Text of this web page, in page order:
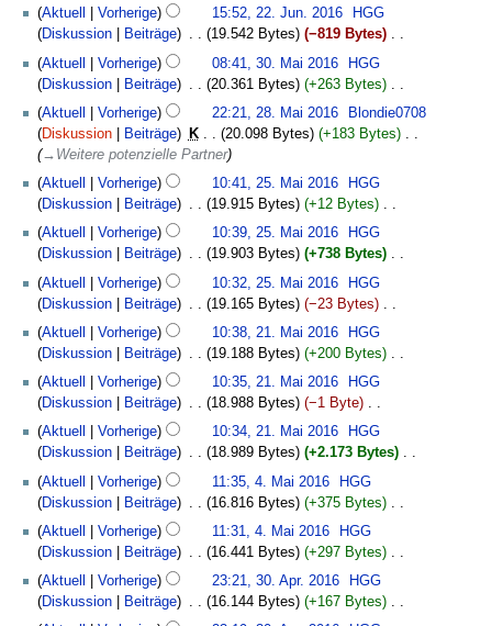
t
u
g
s
z
u
s
m
m
e
n
f
a
s
u
n
g
e
i
t
u
g
s
z
u
s
a
m
m
e
n
f
a
s
u
n
g
r
b
e
i
t
u
n
s
z
u
s
m
m
e
n
f
a
s
u
n
g
B
e
r
b
e
i
t
u
n
s
z
u
s
m
m
e
n
f
a
s
u
n
g
n
e
B
e
r
b
e
i
t
u
n
s
z
u
s
m
m
e
n
f
a
s
u
n
g
K
e
n
e
B
e
a
b
e
i
t
u
n
s
z
u
s
a
m
m
e
n
f
a
s
u
Aktuell Vorherige 15:52, 22. Jun. 2016
HGG
Diskussion
Beiträge 19.542 Bytes −819 Bytes ‎
K
e
n
e
B
e
a
b
e
i
t
u
n
s
z
u
s
m
m
e
n
f
a
Mai
2016
Aktuell Vorherige 08:41, 30. Mai 2016
HGG
Diskussion
Beiträge 20.361 Bytes +263 Bytes ‎
K
e
n
e
B
e
a
b
e
i
t
u
n
s
z
u
s
m
m
e
n
Mai
2016
Aktuell Vorherige 22:21, 28. Mai 2016
Blondie0708
Diskussion
Beiträge K 20.098 Bytes +183 Bytes ‎
→‎Weitere potenzielle Partner
Mai
Aktuell Vorherige 10:41, 25. Mai 2016
HGG
Diskussion
Beiträge 19.915 Bytes +12 Bytes ‎
K
e
n
e
B
e
r
b
e
i
t
u
g
s
z
u
s
Aktuell Vorherige 10:39, 25. Mai 2016
HGG
Diskussion
Beiträge 19.903 Bytes +738 Bytes ‎
K
e
n
e
B
e
r
b
e
i
t
u
g
s
Aktuell Vorherige 10:32, 25. Mai 2016
HGG
Diskussion
Beiträge 19.165 Bytes −23 Bytes ‎
K
e
n
e
B
e
r
b
e
i
t
u
Mai
Aktuell Vorherige 10:38, 21. Mai 2016
HGG
Diskussion
Beiträge 19.188 Bytes +200 Bytes ‎
K
e
n
e
B
e
r
b
e
i
Aktuell Vorherige 10:35, 21. Mai 2016
HGG
Diskussion
Beiträge 18.988 Bytes −1 Byte ‎
K
e
n
e
B
e
r
b
Aktuell Vorherige 10:34, 21. Mai 2016
HGG
Diskussion
Beiträge 18.989 Bytes +2.173 Bytes ‎
K
e
n
e
B
e
Mai
Aktuell Vorherige 11:35, 4. Mai 2016
HGG
Diskussion
Beiträge 16.816 Bytes +375 Bytes ‎
K
e
n
e
Aktuell Vorherige 11:31, 4. Mai 2016
HGG
Diskussion
Beiträge 16.441 Bytes +297 Bytes ‎
K
e
30.
April
Aktuell Vorherige 23:21, 30. Apr. 2016
HGG
Diskussion
Beiträge 16.144 Bytes +167 Bytes ‎
K